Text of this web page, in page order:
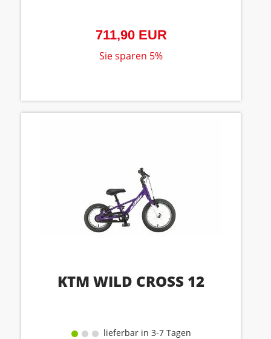
711,90 EUR
Sie sparen 5%
KTM WILD CROSS 12
lieferbar in 3-7 Tagen